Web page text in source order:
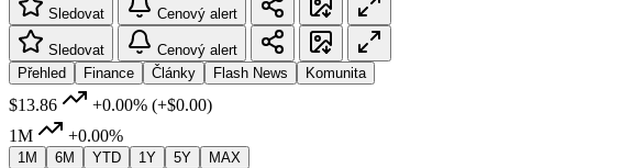
Sledovat Cenový alert
Sledovat
Cenový alert
Přehled
Finance Články Flash News Komunita
$13.86 +0.00% (+$0.00)
1M
+0.00%
1M 6M YTD 1Y 5Y MAX